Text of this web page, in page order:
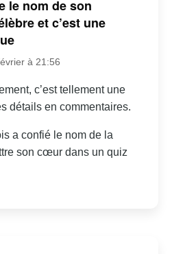
le nom de son
et c’est une
à 21:56
c’est tellement une
détails en commentaires.
a confié le nom de la
son cœur dans un quiz